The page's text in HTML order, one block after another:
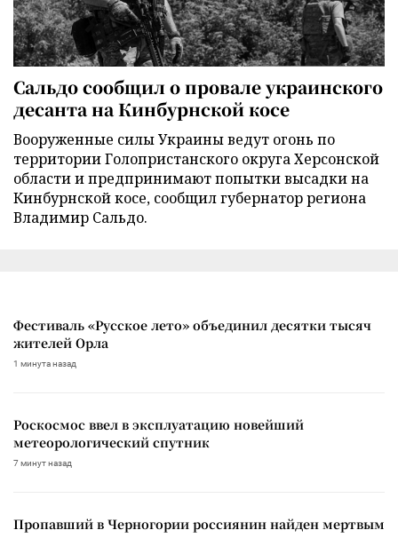
Сальдо сообщил о провале украинского
десанта на Кинбурнской косе
Вооруженные силы Украины ведут огонь по
территории Голопристанского округа Херсонской
области и предпринимают попытки высадки на
Кинбурнской косе, сообщил губернатор региона
Владимир Сальдо.
Фестиваль «Русское лето» объединил десятки тысяч
жителей Орла
1 минута назад
Роскосмос ввел в эксплуатацию новейший
метеорологический спутник
7 минут назад
Пропавший в Черногории россиянин найден мертвым